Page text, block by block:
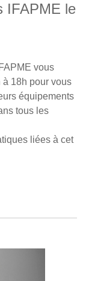
IFAPME le
vous
18h pour vous
équipements
tous les
liées à cet